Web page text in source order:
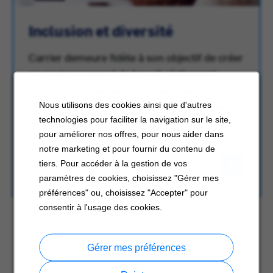
Nous utilisons des cookies ainsi que d'autres
technologies pour faciliter la navigation sur le site,
pour améliorer nos offres, pour nous aider dans
notre marketing et pour fournir du contenu de
tiers. Pour accéder à la gestion de vos
paramètres de cookies, choisissez "Gérer mes
préférences" ou, choisissez "Accepter" pour
consentir à l'usage des cookies.
Gérer mes préférences
Inclusion et diversité
Carrier demeure fidèle à son objectif de créer
un environnement de travail réellement
chaque employé se sente pleinement intégré
au sein du groupe.